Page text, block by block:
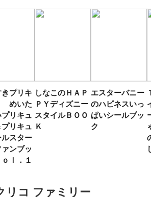
プリキ
めいた
リキュ
リキュ
スター
ンブッ
ｌ．１
しなこのＨＡＰ
ＰＹディズニー
スタイルＢＯＯ
Ｋ
エスターバニー
のハピネスいっ
ぱいシールブッ
ク
リコ ファミリー